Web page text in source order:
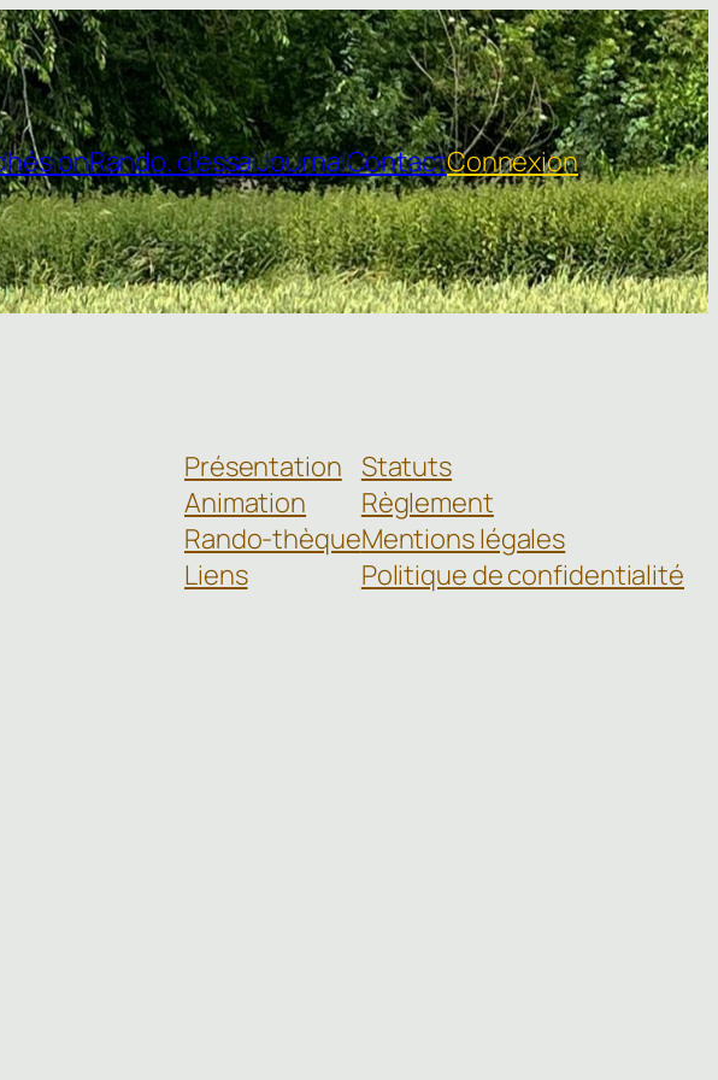
Rando. d’essaiJournalContactConnexion
Présentation
Animation
Rando-thèque
Liens
Statuts
Règlement
Mentions légales
Politique de confidentialité